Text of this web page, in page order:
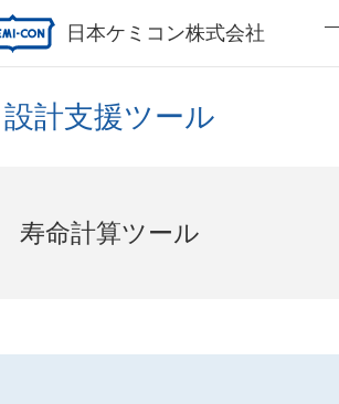
日本ケミコン株式会社
設計支援ツール
寿命計算ツール